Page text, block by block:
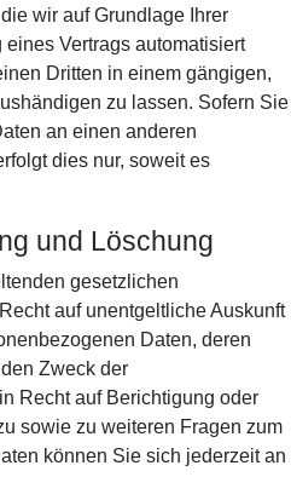
wir auf Grundlage Ihrer
Vertrags automatisiert
Dritten in einem gängigen,
zu lassen. Sofern Sie
an einen anderen
dies nur, soweit es
und Löschung
gesetzlichen
auf unentgeltliche Auskunft
Daten, deren
Zweck der
Recht auf Berichtigung oder
sowie zu weiteren Fragen zum
können Sie sich jederzeit an